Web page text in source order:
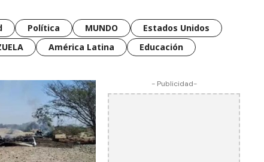
Política MUNDO
Estados Unidos
América Latina Educación
- Publicidad-